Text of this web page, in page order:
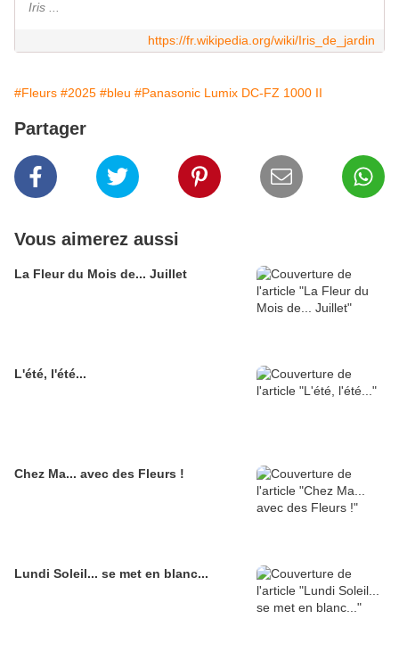
Iris ...
https://fr.wikipedia.org/wiki/Iris_de_jardin
#Fleurs #2025 #bleu #Panasonic Lumix DC-FZ 1000 II
Partager
Vous aimerez aussi
La Fleur du Mois de... Juillet
L'été, l'été...
Chez Ma... avec des Fleurs !
Lundi Soleil... se met en blanc...